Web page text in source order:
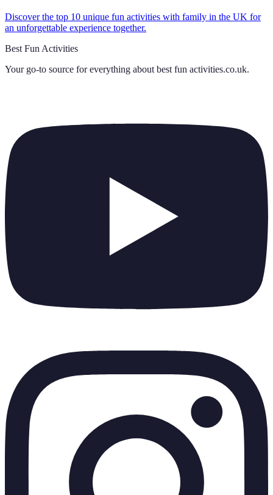
Discover the top 10 unique fun activities with family in the UK for
an unforgettable experience together.
Best Fun Activities
Your go-to source for everything about best fun activities.co.uk.